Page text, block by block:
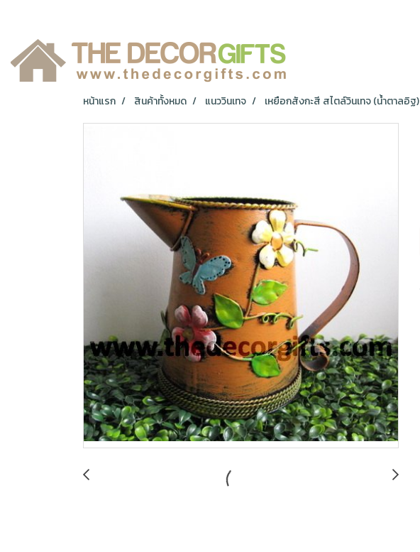
หน้าแรก สินค้าทั้งหมด แนววินเทจ เหยือกสังกะสี สไตล์วินเทจ (น้ำตาลอิฐ)